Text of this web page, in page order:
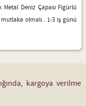
Deniz Çapası Figürlü
olmalı.. 1-3 iş günü
kargoya verilme